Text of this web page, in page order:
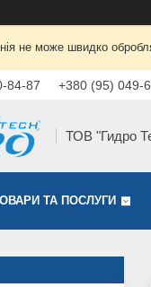
не може швидко
84-87 +380 (95) 049-
ТОВ "Гидро
ТА ПОСЛУГИ